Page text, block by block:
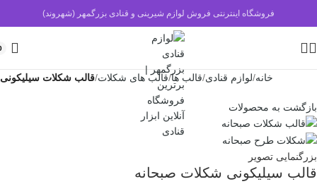
فروشگاه اینترنتی فروش لوازم شیرینی و قنادی بزرگمهر (شهروند)
خانه لوازم قنادی قالب ها قالب های شکلات قالب شکلات سیلیکونی
بازگشت به محصولات
بزرگنمایی تصویر
قالب سیلیکونی شکلات صبحانه